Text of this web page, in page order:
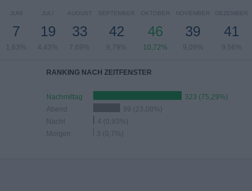
JUNI
7
1,63%
JULI
19
4,43%
AUGUST
33
7,69%
SEPTEMBER
42
9,79%
OKTOBER
46
10,72%
NOVEMBER
39
9,09%
DEZEMBER
41
9,56%
RANKING NACH ZEITFENSTER
Nachmittag
323 (75,29%)
Abend
99 (23,08%)
Nacht
4 (0,93%)
Morgen
3 (0,7%)